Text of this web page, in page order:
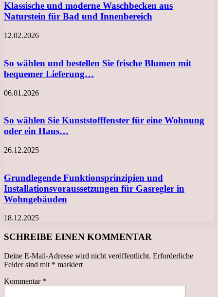
Klassische und moderne Waschbecken aus
Naturstein für Bad und Innenbereich
12.02.2026
So wählen und bestellen Sie frische Blumen mit
bequemer Lieferung…
06.01.2026
So wählen Sie Kunststofffenster für eine Wohnung
oder ein Haus…
26.12.2025
Grundlegende Funktionsprinzipien und
Installationsvoraussetzungen für Gasregler in
Wohngebäuden
18.12.2025
SCHREIBE EINEN KOMMENTAR
Deine E-Mail-Adresse wird nicht veröffentlicht. Erforderliche
Felder sind mit * markiert
Kommentar *